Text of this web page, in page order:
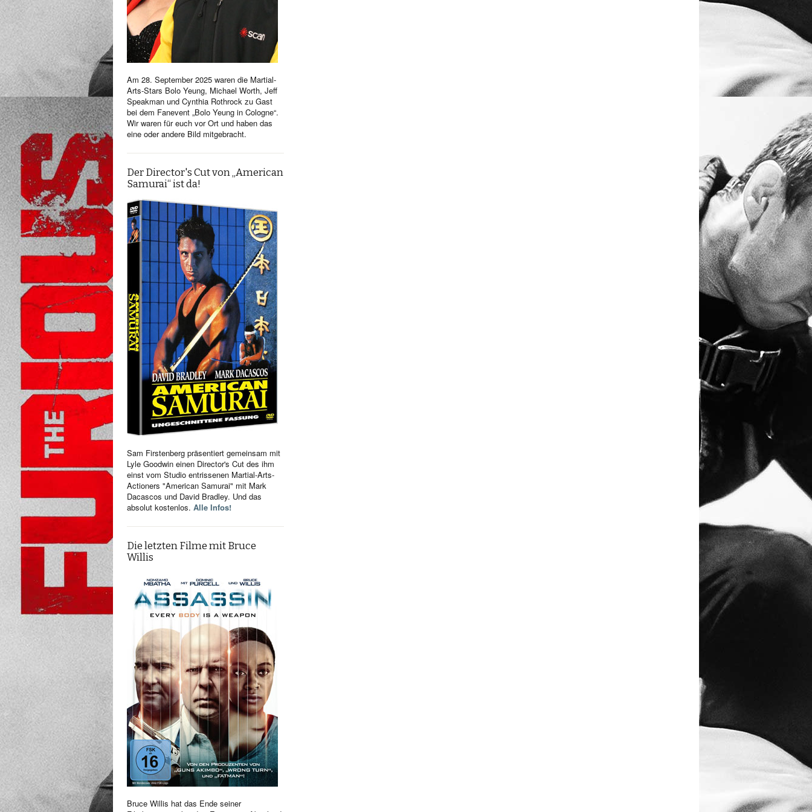
Am 28. September 2025 waren die Martial-
Arts-Stars Bolo Yeung, Michael Worth, Jeff
Speakman und Cynthia Rothrock zu Gast
bei dem Fanevent „Bolo Yeung in Cologne“.
Wir waren für euch vor Ort und haben das
eine oder andere Bild mitgebracht.
Der Director's Cut von „American
Samurai“ ist da!
Sam Firstenberg präsentiert gemeinsam mit
Lyle Goodwin einen Director's Cut des ihm
einst vom Studio entrissenen Martial-Arts-
Actioners "American Samurai" mit Mark
Dacascos und David Bradley. Und das
absolut kostenlos. Alle Infos!
Die letzten Filme mit Bruce
Willis
Bruce Willis hat das Ende seiner